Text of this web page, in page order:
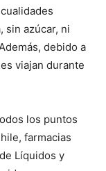
sin azúcar, ni
debido a
viajan durante
los puntos
farmacias
Líquidos y